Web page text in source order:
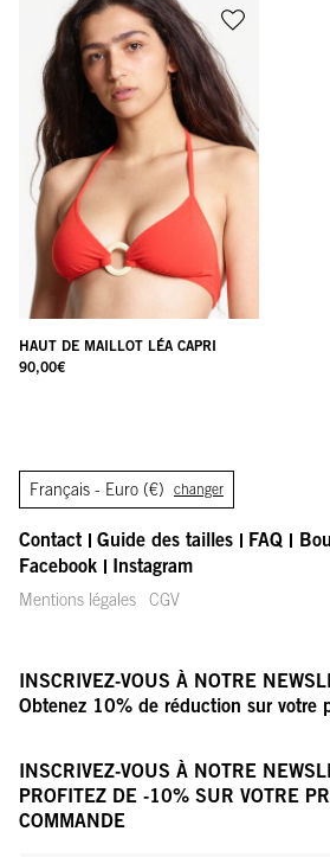
HAUT DE MAILLOT LÉA CAPRI
90,00€
INSCRIVEZ-VOUS À NOTRE
PROFITEZ DE -10% SUR VOTRE
COMMANDE
Français - Euro (€) changer
Contact Guide des tailles FAQ
Facebook
Instagram
Mentions légales CGV
INSCRIVEZ-VOUS À NOTRE
Obtenez 10% de réduction sur votre